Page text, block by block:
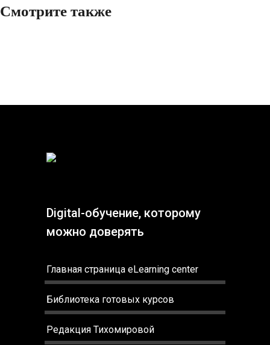
Смотрите также
Digital-обучение, которому
можно доверять
Библиотека готовых курсов
Редакция Тихомировой
Главная страница eLearning center